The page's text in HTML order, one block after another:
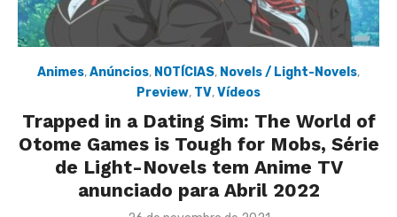
Animes,Anúncios, NOTÍCIAS, Novels / Light-Novels,
Preview, TV,Vídeos
Trapped in a Dating Sim: The World of
Otome Games is Tough for Mobs, Série
de Light-Novels tem Anime TV
anunciado para Abril 2022